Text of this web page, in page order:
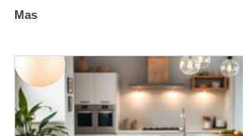
Mas